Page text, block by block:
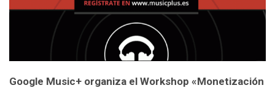
Google Music+ organiza el Workshop «Monetización